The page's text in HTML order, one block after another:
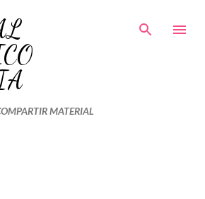
Ir al contenido principal
MATERIAL